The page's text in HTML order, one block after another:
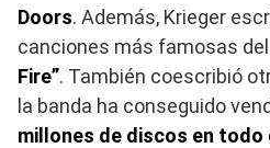
Doors. Además, Krieger
canciones más famosas
Fire”. También coescribió
la banda ha conseguido
millones de discos en todo